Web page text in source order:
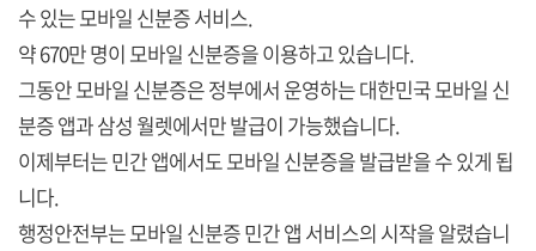
수 있는 모바일 신분증 서비스.
약 670만 명이 모바일 신분증을 이용하고 있습니다.
그동안 모바일 신분증은 정부에서 운영하는 대한민국 모바일 신
분증 앱과 삼성 월렛에서만 발급이 가능했습니다.
이제부터는 민간 앱에서도 모바일 신분증을 발급받을 수 있게 됩
니다.
행정안전부는 모바일 신분증 민간 앱 서비스의 시작을 알렸습니